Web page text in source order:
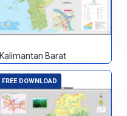
Kalimantan Barat
FREE DOWNLOAD